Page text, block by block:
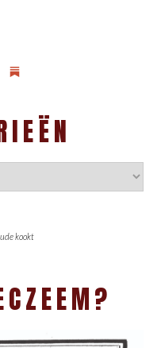
kookt